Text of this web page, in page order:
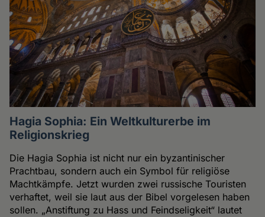
Hagia Sophia: Ein Weltkulturerbe im
Religionskrieg
Die Hagia Sophia ist nicht nur ein byzantinischer
Prachtbau, sondern auch ein Symbol für religiöse
Machtkämpfe. Jetzt wurden zwei russische Touristen
verhaftet, weil sie laut aus der Bibel vorgelesen haben
sollen. „Anstiftung zu Hass und Feindseligkeit“ lautet